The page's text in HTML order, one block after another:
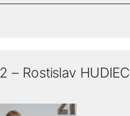
– Rostislav HUDIEC